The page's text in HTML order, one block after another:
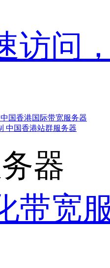
访问
中国香港国际带宽服务器
中国香港站群服务器
器
带宽